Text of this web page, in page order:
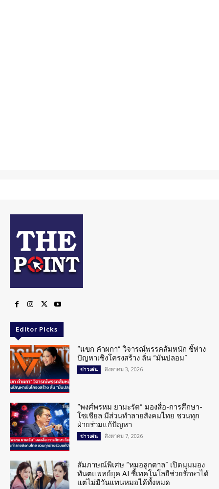
Editor Picks
“แขก คำผกา” วิจารณ์พรรคส้มหนัก ชี้ห่าง
ปัญหาเชิงโครงสร้าง ลั่น “มันปลอม”
ข่าวเด่น สิงหาคม 3, 2026
“พงศ์พรหม ยามะรัต” มองสื่อ-การศึกษา-
โซเชียล มีส่วนทำลายสังคมไทย ชวนทุก
ฝ่ายร่วมแก้ปัญหา
ข่าวเด่น สิงหาคม 7, 2026
สัมภาษณ์พิเศษ “หมอลูกตาล” เปิดมุมมอง
ทันตแพทย์ยุค AI ชี้เทคโนโลยีช่วยรักษาได้
แต่ไม่มีวันแทนหมอได้ทั้งหมด